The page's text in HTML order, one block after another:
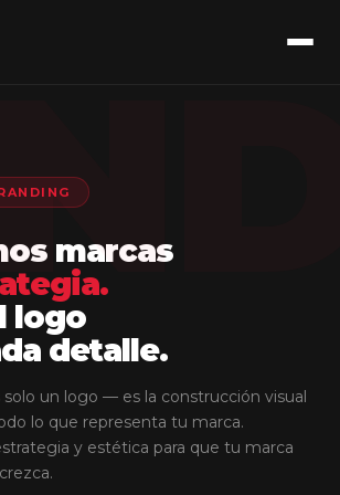
marcas
logo
detalle.
solo un logo — es la construcción visual
lo que representa tu marca.
y estética para que tu marca